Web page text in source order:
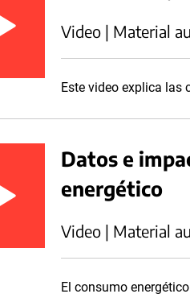
Video | Material
Este video explica las
Datos e
energético
Video | Material
El consumo